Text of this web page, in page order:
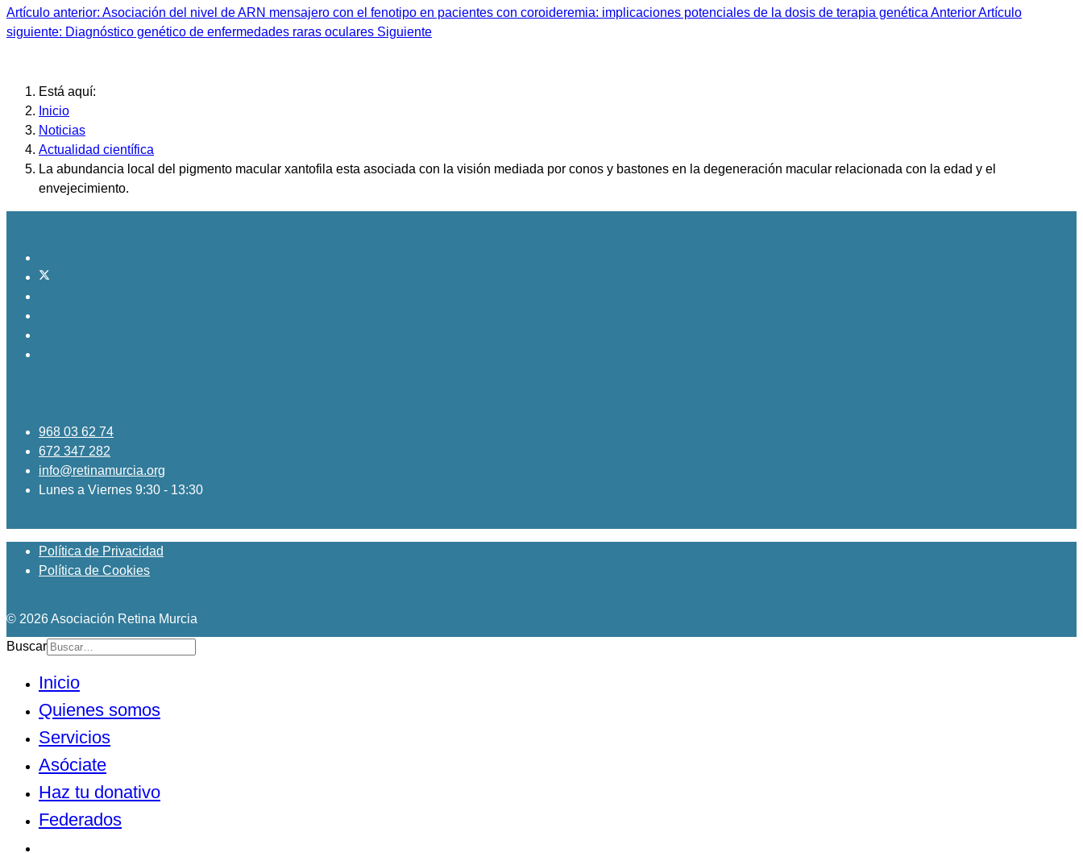
Artículo anterior: Asociación del nivel de ARN mensajero con el fenotipo en pacientes con coroideremia: implicaciones potenciales de la dosis de terapia genética AnteriorArtículo
siguiente: Diagnóstico genético de enfermedades raras oculares Siguiente
Está aquí:
Inicio
Noticias
Actualidad científica
La abundancia local del pigmento macular xantofila esta asociada con la visión mediada por conos y bastones en la degeneración macular relacionada con la edad y el
envejecimiento.
968 03 62 74
672 347 282
info@retinamurcia.org
Lunes a Viernes 9:30 - 13:30
Política de Privacidad
Política de Cookies
© 2026 Asociación Retina Murcia
Buscar
Inicio
Quienes somos
Servicios
Asóciate
Haz tu donativo
Federados